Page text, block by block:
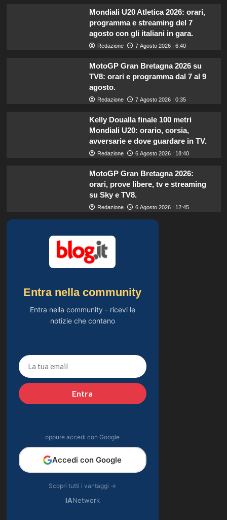
Mondiali U20 Atletica 2026: orari,
programma e streaming del 7
agosto con gli italiani in gara.
Redazione 7 Agosto 2026 : 6:40
MotoGP Gran Bretagna 2026 su
TV8: orari e programma dal 7 al 9
agosto.
Redazione 7 Agosto 2026 : 0:35
Kelly Doualla finale 100 metri
Mondiali U20: orario, corsia,
avversarie e dove guardare in TV.
Redazione 6 Agosto 2026 : 18:40
MotoGP Gran Bretagna 2026:
orari, prove libere, tv e streaming
su Sky e TV8.
Redazione 6 Agosto 2026 : 12:45
Entra nella community
Entra nella community - ricevi le
notizie che contano
Entra
oppure accedi con Google
Accedi con Google
Scopri tutti i vantaggi →
IANetwork